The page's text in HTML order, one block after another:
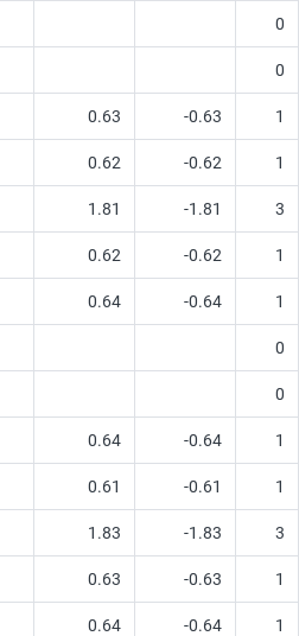
0
0
0.63 -0.63 1
0.62 -0.62 1
1.81 -1.81 3
0.62 -0.62 1
0.64 -0.64 1
0
0
0.64 -0.64 1
0.61 -0.61 1
1.83 -1.83 3
0.63 -0.63 1
0.64 -0.64 1